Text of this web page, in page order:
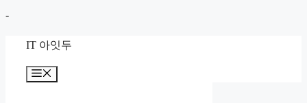
-컨
IT 아잇두
뉴